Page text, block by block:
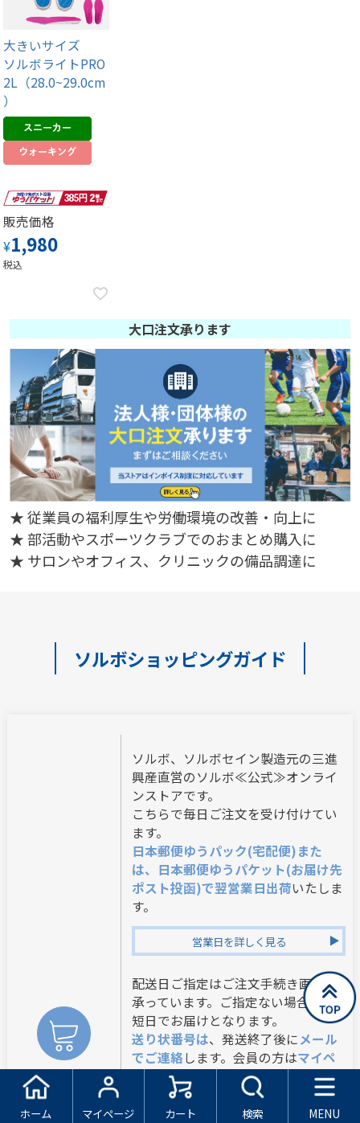
大きいサイズ
ソルボライトPRO
2L（28.0~29.0cm
）
販売価格
¥1,980
税込
大口注文承ります
★ 従業員の福利厚生や労働環境の改善・向上に
★ 部活動やスポーツクラブでのおまとめ購入に
★ サロンやオフィス、クリニックの備品調達に
ソルボショッピングガイド
ショッピング
について
ソルボ、ソルボセイン製造元の三進
興産直営のソルボ≪公式≫オンライ
ンストアです。
こちらで毎日ご注文を受け付けてい
ます。
日本郵便ゆうパック(宅配便)また
は、日本郵便ゆうパケット(お届け先
ポスト投函)で翌営業日出荷いたしま
す。
営業日を詳しく見る
配送日ご指定はご注文手続き画面で
承っています。ご指定ない場合は最
短日でお届けとなります。
送り状番号は、発送終了後にメール
でご連絡します。会員の方はマイペ
ージのご注文履歴でもご確認
できま
ホーム マイページ カート 検索 MENU